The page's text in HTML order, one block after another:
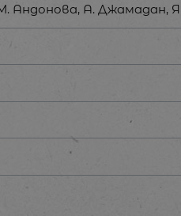
Андонова, А. Джамадан,